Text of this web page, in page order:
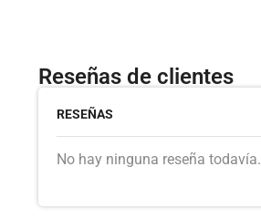
Reseñas de clientes
RESEÑAS
No hay ninguna reseña todavía.